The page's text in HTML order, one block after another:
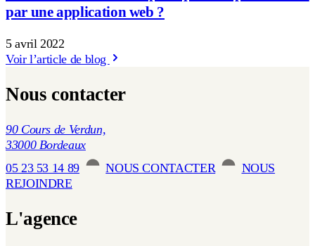
par une application web ?
5 avril 2022
Voir l’article de blog
Nous contacter
90 Cours de Verdun,
33000 Bordeaux
05 23 53 14 89
NOUS CONTACTER
NOUS
REJOINDRE
L'agence